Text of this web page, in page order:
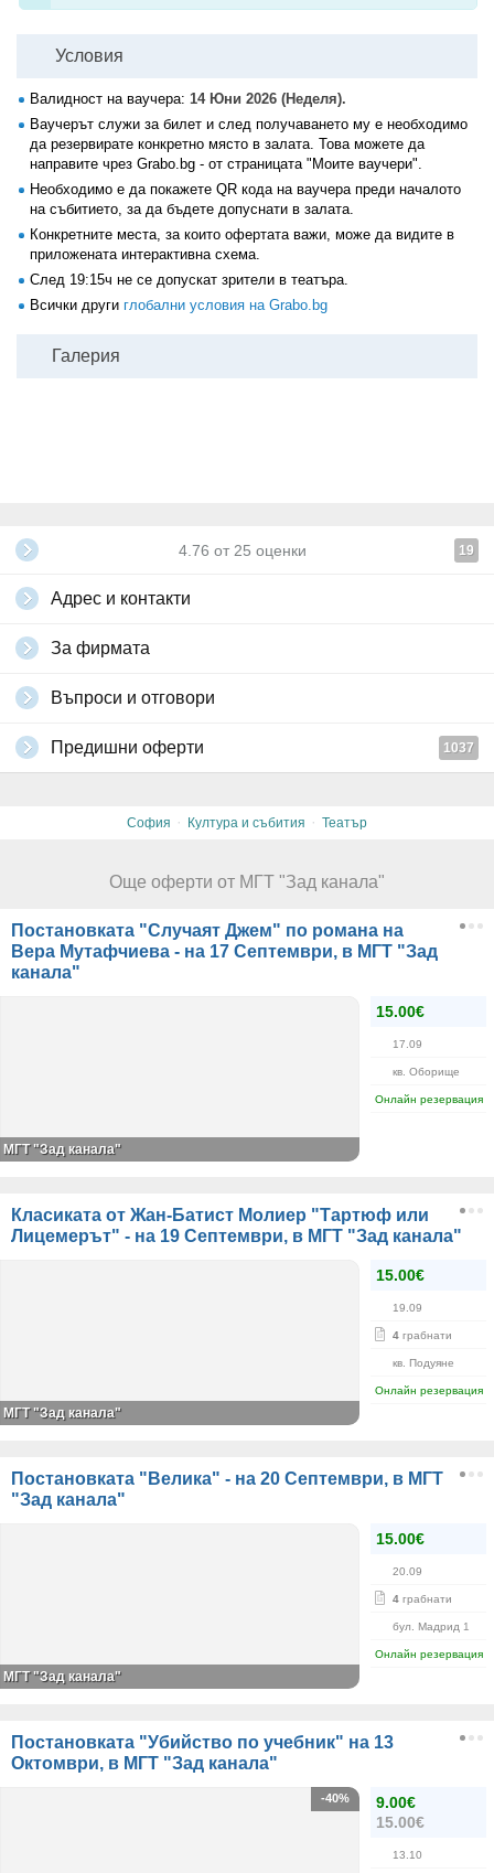
Условия
Валидност на ваучера: 14 Юни 2026 (Неделя).
Ваучерът служи за билет и след получаването му е необходимо
да резервирате конкретно място в залата. Това можете да
направите чрез Grabo.bg - от страницата "Моите ваучери".
Необходимо е да покажете QR кода на ваучера преди началото
на събитието, за да бъдете допуснати в залата.
Конкретните места, за които офертата важи, може да видите в
приложената интерактивна схема.
След 19:15ч не се допускат зрители в театъра.
Всички други глобални условия на Grabo.bg
Галерия
4.76 от 25 оценки 19
Адрес и контакти
За фирмата
Въпроси и отговори
Предишни оферти 1037
София · Култура и събития · Театър
Още оферти от МГТ "Зад канала"
Постановката "Случаят Джем" по романа на
Вера Мутафчиева - на 17 Септември, в МГТ "Зад
канала"
15.00€
17.09
кв. Оборище
Онлайн резервация
МГТ "Зад канала"
Класиката от Жан-Батист Молиер "Тартюф или
Лицемерът" - на 19 Септември, в МГТ "Зад канала"
15.00€
19.09
4 грабнати
кв. Подуяне
Онлайн резервация
МГТ "Зад канала"
Постановката "Велика" - на 20 Септември, в МГТ
"Зад канала"
15.00€
20.09
4 грабнати
бул. Мадрид 1
Онлайн резервация
МГТ "Зад канала"
Постановката "Убийство по учебник" на 13
Октомври, в МГТ "Зад канала"
9.00€
15.00€
13.10
-40%